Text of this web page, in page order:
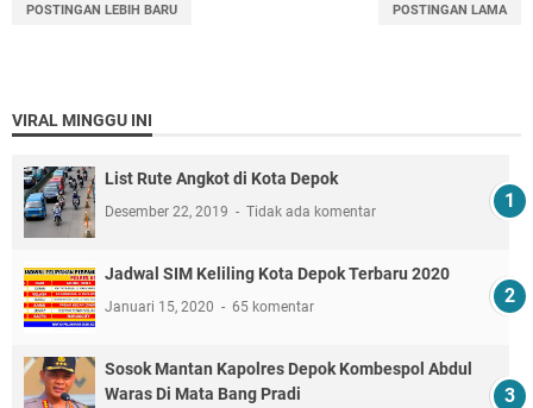
POSTINGAN LEBIH BARU POSTINGAN LAMA
VIRAL MINGGU INI
List Rute Angkot di Kota Depok
Desember 22, 2019 Tidak ada komentar
Jadwal SIM Keliling Kota Depok Terbaru 2020
Januari 15, 2020 65 komentar
Sosok Mantan Kapolres Depok Kombespol Abdul
Waras Di Mata Bang Pradi